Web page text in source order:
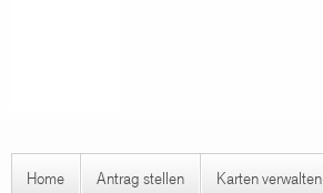
Home Antrag stellen Karten verwalten